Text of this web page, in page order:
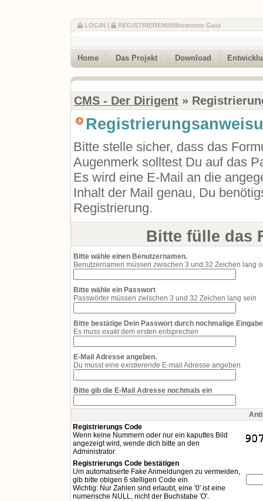
Willkommen Gast
LOGIN | REGISTRIEREN
Home Das Projekt Download
CMS - Der Dirigent »
Bitte stelle sicher, dass das
Augenmerk solltest Du auf das
Es wird eine E-Mail an die
Inhalt der Mail genau, Du
Registrierung.
Bitte fülle das
Bitte wähle einen Benutzernamen.
Benutzernamen müssen zwischen 3 und 32 Zeichen lang
Bitte wähle ein Passwort
Passwörter müssen zwischen 3 und 32 Zeichen lang sein
Bitte bestätige Dein Passwort durch nochmalige Eingabe
Es muss exaktdem ersten entsprechen
E-Mail Adresse angeben.
Du musst eine existierende E-mail Adresse angeben
Bitte gib die E-Mail Adresse nochmals ein
Registrierungs Code
Wenn keine Nummern oder nur ein kaputtes Bild
angezeigt wird, wende dich bitte an den
Administrator
Registrierungs Code bestätigen
Um automatiserte Fake Anmeldungen zu vermeiden,
gib bitte obigen 6 stelligen Code ein.
Wichtig: Nur Zahlen sind erlaubt, eine '0' ist eine
numerische NULL, nicht der Buchstabe 'O'.